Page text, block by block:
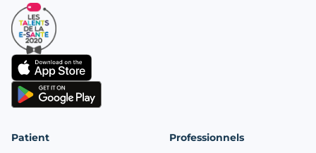
Patient Professionnels